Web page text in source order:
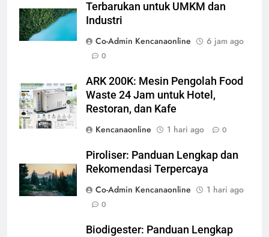
Terbarukan untuk UMKM dan
Industri
Co-Admin Kencanaonline
6 jam ago
0
ARK 200K: Mesin Pengolah Food
Waste 24 Jam untuk Hotel,
Restoran, dan Kafe
Kencanaonline
1 hari ago 0
Piroliser: Panduan Lengkap dan
Rekomendasi Terpercaya
Co-Admin Kencanaonline
1 hari ago
0
Biodigester: Panduan Lengkap